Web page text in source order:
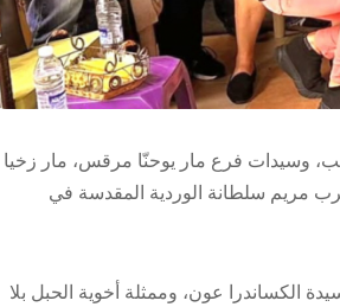
وسيدات فرع مار يوحنّا مرقس، مار زخيا
مريم سلطانة الوردية المقدسة في
الكساندرا عون، وممثلة أخوية الحبل بلا